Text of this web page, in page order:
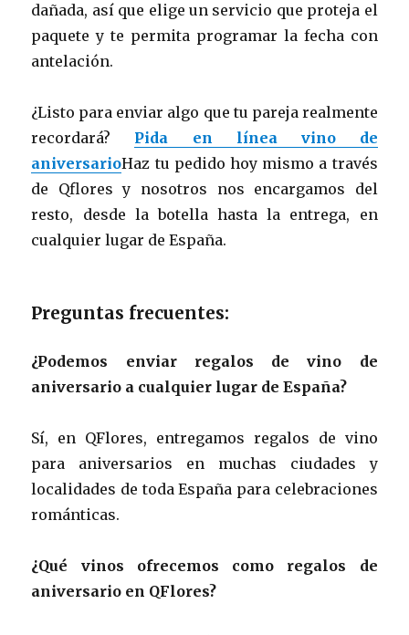
dañada, así que elige un servicio que proteja el
paquete y te permita programar la fecha con
antelación.
¿Listo para enviar algo que tu pareja realmente
recordará? Pida en línea vino de
aniversarioHaz tu pedido hoy mismo a través
de Qflores y nosotros nos encargamos del
resto, desde la botella hasta la entrega, en
cualquier lugar de España.
Preguntas frecuentes:
¿Podemos enviar regalos de vino de
aniversario a cualquier lugar de España?
Sí, en QFlores, entregamos regalos de vino
para aniversarios en muchas ciudades y
localidades de toda España para celebraciones
románticas.
¿Qué vinos ofrecemos como regalos de
aniversario en QFlores?